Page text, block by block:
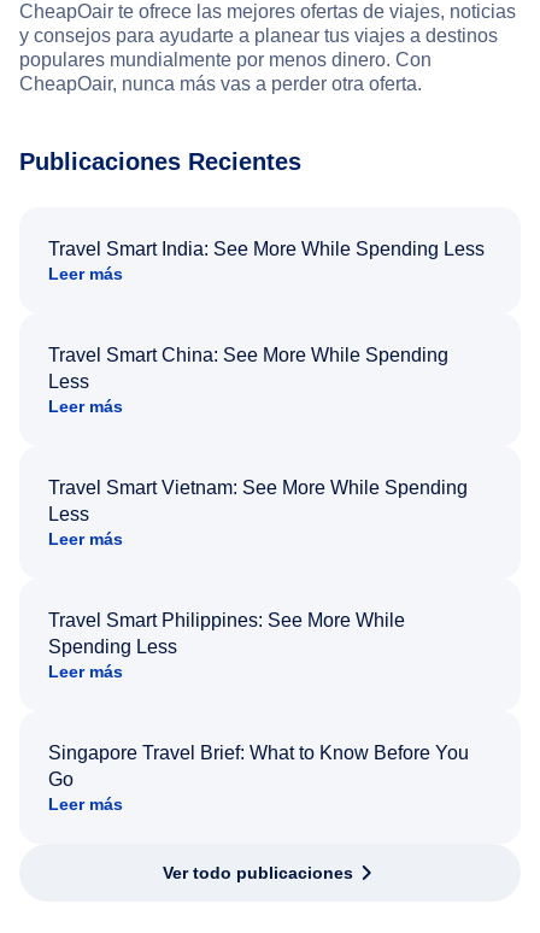
CheapOair te ofrece las mejores ofertas de viajes, noticias
y consejos para ayudarte a planear tus viajes a destinos
populares mundialmente por menos dinero. Con
CheapOair, nunca más vas a perder otra oferta.
Publicaciones Recientes
Travel Smart India: See More While Spending Less
Leer más
Travel Smart China: See More While Spending
Less
Leer más
Travel Smart Vietnam: See More While Spending
Less
Leer más
Travel Smart Philippines: See More While
Spending Less
Leer más
Singapore Travel Brief: What to Know Before You
Go
Leer más
Ver todo publicaciones